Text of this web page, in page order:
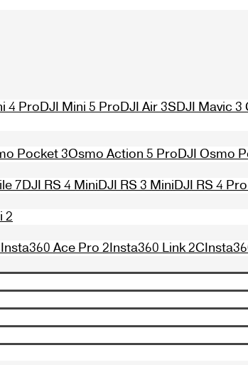
4 ProDJI Mini 5 ProDJI Air 3SDJI Mavic 3
Pocket 3Osmo Action 5 ProDJI Osmo
7DJI RS 4 MiniDJI RS 3 MiniDJI RS 4 Pro
2
Insta360 Ace Pro 2Insta360 Link 2C